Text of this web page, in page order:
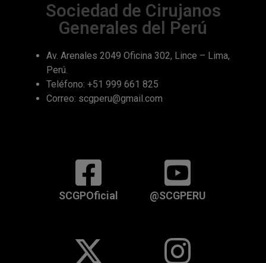
Sociedad de Cirujanos
Generales del Perú
Av. Arenales 2049 Oficina 302, Lince – Lima,
Perú.
Teléfono: +51 999 661 825
Correo: scgperu@gmail.com
SCGPOficial @SCGPERU